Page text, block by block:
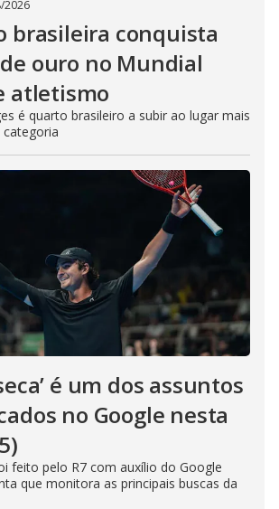
2026
brasileira conquista
ouro no Mundial
atletismo
é quarto brasileiro a subir ao lugar mais
é um dos assuntos
no Google nesta
feito pelo R7 com auxílio do Google
que monitora as principais buscas da